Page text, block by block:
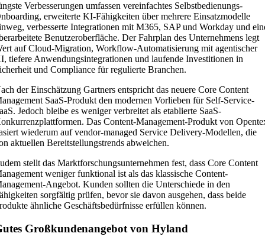
Verbesserungen umfassen vereinfachtes Selbstbedienungs-
erweiterte KI-Fähigkeiten über mehrere Einsatzmodelle
verbesserte Integrationen mit M365, SAP und Workday und
Benutzeroberfläche. Der Fahrplan des Unternehmens legt
auf Cloud-Migration, Workflow-Automatisierung mit agentischer
tiefere Anwendungsintegrationen und laufende Investitionen in
und Compliance für regulierte Branchen.
der Einschätzung Gartners entspricht das neuere Core Content
SaaS-Produkt den modernen Vorlieben für Self-Service-
Jedoch bleibe es weniger verbreitet als etablierte SaaS-
Das Content-Management-Produkt von
wiederum auf vendor-managed Service Delivery-Modellen, die
aktuellen Bereitstellungstrends abweichen.
stellt das Marktforschungsunternehmen fest, dass Core Content
weniger funktional ist als das klassische Content-
Angebot. Kunden sollten die Unterschiede in den
sorgfältig prüfen, bevor sie davon ausgehen, dass beide
ähnliche Geschäftsbedürfnisse erfüllen können.
Großkundenangebot von Hyland